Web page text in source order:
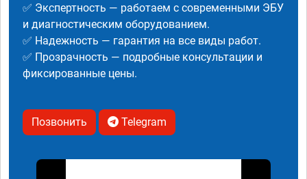
✅ Экспертность — работаем с современными ЭБУ
и диагностическим оборудованием.
✅ Надежность — гарантия на все виды работ.
✅ Прозрачность — подробные консультации и
фиксированные цены.
Позвонить Telegram